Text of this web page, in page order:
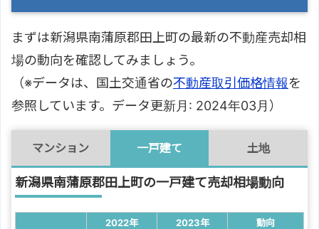
まずは新潟県南蒲原郡田上町の最新の不動産売却相
場の動向を確認してみましょう。
（※データは、国土交通省の不動産取引価格情報を
参照しています。データ更新月: 2024年03月）
マンション 一戸建て 土地
新潟県南蒲原郡田上町の一戸建て売却相場動向
2022年 2023年
動向